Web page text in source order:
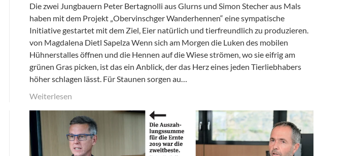
Die zwei Jungbauern Peter Bertagnolli aus Glurns und Simon Stecher aus Mals
haben mit dem Projekt „Obervinschger Wanderhennen“ eine sympatische
Initiative gestartet mit dem Ziel, Eier natürlich und tierfreundlich zu produzieren.
von Magdalena Dietl Sapelza Wenn sich am Morgen die Luken des mobilen
Hühnerstalles öffnen und die Hennen auf die Wiese strömen, wo sie eifrig am
grünen Gras picken, ist das ein Anblick, der das Herz eines jeden Tierliebhabers
höher schlagen lässt. Für Staunen sorgen au…
Weiterlesen